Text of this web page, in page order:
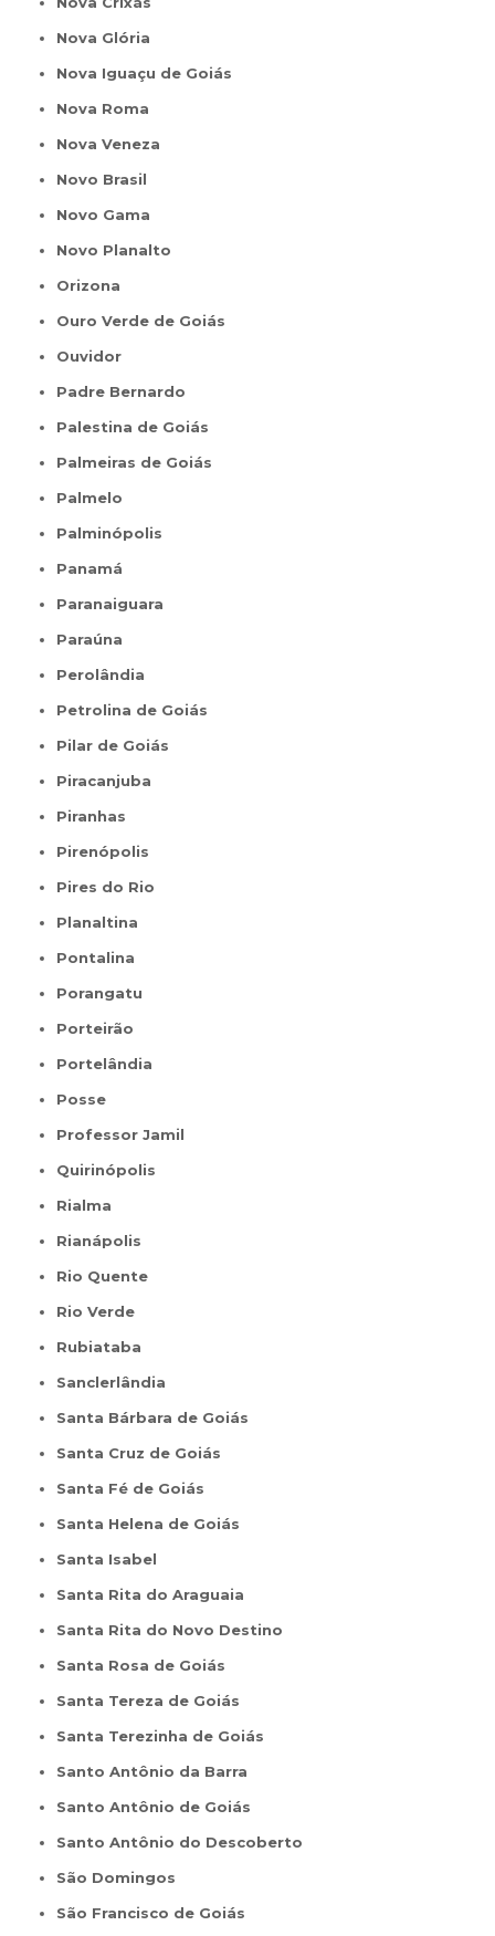
Nova Glória
Nova Iguaçu de Goiás
Nova Roma
Nova Veneza
Novo Brasil
Novo Gama
Novo Planalto
Orizona
Ouro Verde de Goiás
Ouvidor
Padre Bernardo
Palestina de Goiás
Palmeiras de Goiás
Palmelo
Palminópolis
Panamá
Paranaiguara
Paraúna
Perolândia
Petrolina de Goiás
Pilar de Goiás
Piracanjuba
Piranhas
Pirenópolis
Pires do Rio
Planaltina
Pontalina
Porangatu
Porteirão
Portelândia
Posse
Professor Jamil
Quirinópolis
Rialma
Rianápolis
Rio Quente
Rio Verde
Rubiataba
Sanclerlândia
Santa Bárbara de Goiás
Santa Cruz de Goiás
Santa Fé de Goiás
Santa Helena de Goiás
Santa Isabel
Santa Rita do Araguaia
Santa Rita do Novo Destino
Santa Rosa de Goiás
Santa Tereza de Goiás
Santa Terezinha de Goiás
Santo Antônio da Barra
Santo Antônio de Goiás
Santo Antônio do Descoberto
São Domingos
São Francisco de Goiás